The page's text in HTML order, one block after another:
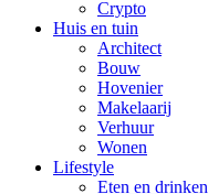
Crypto
Huis en tuin
Architect
Bouw
Hovenier
Makelaarij
Verhuur
Wonen
Lifestyle
Eten en drinken